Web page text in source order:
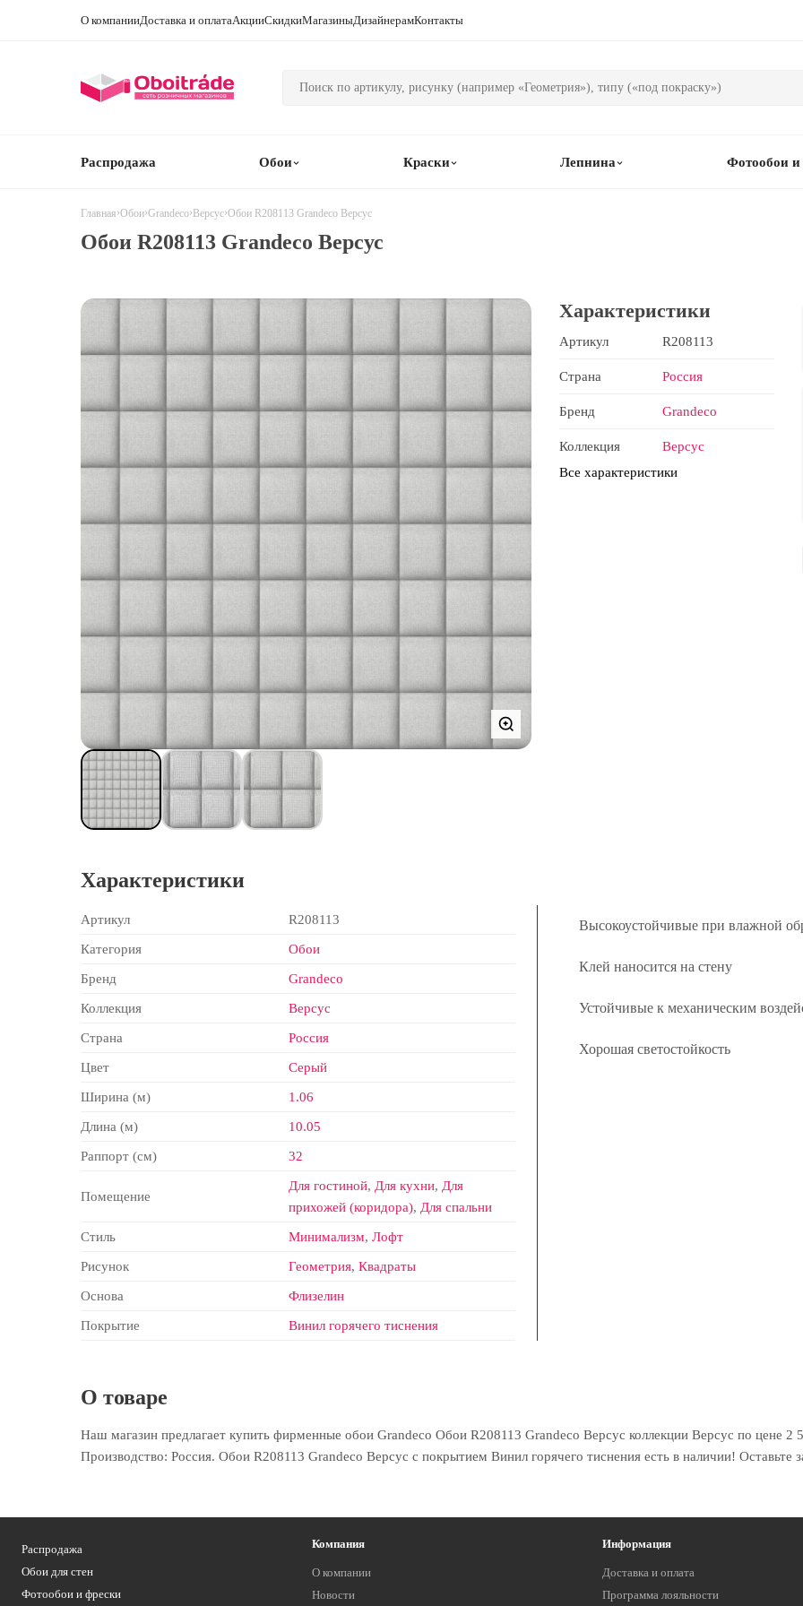
О компанииДоставка и оплатаАкцииСкидкиМагазиныДизайнерамКонтакты
Распродажа Обои Краски Лепнина Фотообои и
Главная›Обои›Grandeco› Версус›Обои R208113 Grandeco Версус
Обои R208113 Grandeco Версус
Характеристики
Артикул R208113
Страна Россия
Бренд Grandeco
Коллекция
Версус
Все характеристики
Характеристики
Артикул R208113
Категория Обои
Бренд Grandeco
Коллекция Версус
Страна Россия
Цвет Серый
Ширина (м) 1.06
Длина (м) 10.05
Раппорт (см) 32
Помещение
Для гостиной, Для кухни, Для
прихожей (коридора), Для спальни
Стиль Минимализм, Лофт
Рисунок Геометрия, Квадраты
Основа Флизелин
Покрытие Винил горячего тиснения
Высокоустойчивые при влажной
Клей наносится на стену
Устойчивые к механическим
Хорошая светостойкость
О товаре
Наш магазин предлагает купить фирменные обои Grandeco Обои R208113 Grandeco Версус коллекции Версус по цене
Производство: Россия. Обои R208113 Grandeco Версус с покрытием Винил горячего тиснения есть в наличии! Оставьте
Распродажа
Обои для стен
Фотообои и фрески
Компания
О компании
Новости
Информация
Доставка и оплата
Программа лояльности